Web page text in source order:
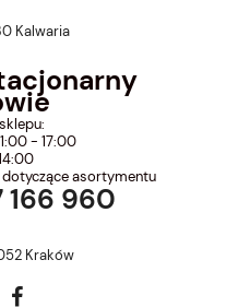
Kalwaria
- 17:00
asortymentu
166 960
Kraków